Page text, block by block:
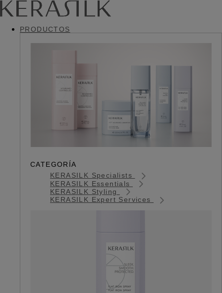
PRODUCTOS
CATEGORÍA
KERASILK Specialists
KERASILK Essentials
KERASILK Styling
KERASILK Expert Services